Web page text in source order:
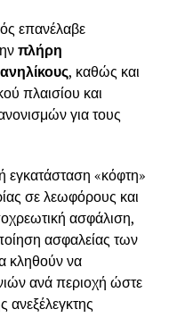
επανέλαβε
πλήρη
, καθώς και
πλαισίου και
για τους
εγκατάσταση «κόφτη»
σε λεωφόρους και
ασφάλιση,
ασφαλείας των
κληθούν να
ανά περιοχή ώστε
ανεξέλεγκτης